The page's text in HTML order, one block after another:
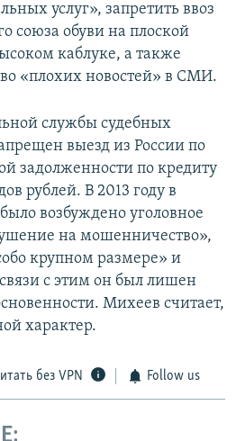
услуг», запретить ввоз
союза обуви на плоской
каблуке, а также
«плохих новостей» в СМИ.
службы судебных
выезд из России по
задолженности по кредиту
рублей. В 2013 году в
возбуждено уголовное
на мошенничество»,
крупном размере» и
с этим он был лишен
Михеев считает,
характер.
без VPN Follow us